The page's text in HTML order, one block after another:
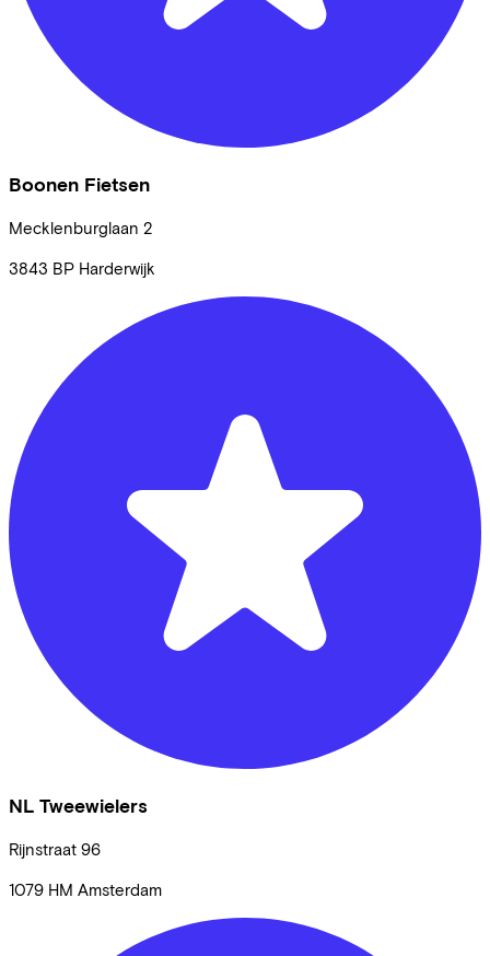
Boonen Fietsen
Mecklenburglaan 2
3843 BP Harderwijk
NL Tweewielers
Rijnstraat 96
1079 HM Amsterdam